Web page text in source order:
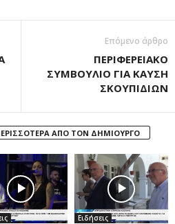
Επόμενο άρθρο
ΠΕΡΙΦΕΡΕΙΑΚΟ
ΣΥΜΒΟΥΛΙΟ ΓΙΑ ΚΑΥΣΗ
ΣΚΟΥΠΙΔΙΩΝ
ΑΠΟ ΤΟΝ ΔΗΜΙΟΥΡΓΟ
Ειδήσεις